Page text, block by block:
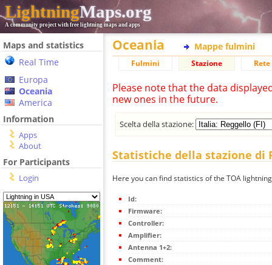
LightningMaps.org
A community project with free lightning maps and apps
Maps and statistics
Real Time
Europa
Oceania
America
Information
Apps
About
For Participants
Login
Oceania Mappe fulmini
Fulmini Stazione
Please note that the data
new ones in the future.
Scelta della stazione:
Statistiche della stazione di
Here you can find statistics of the TOA
Id:
Firmware:
Controller:
Amplifier:
Antenna 1+2:
Comment: